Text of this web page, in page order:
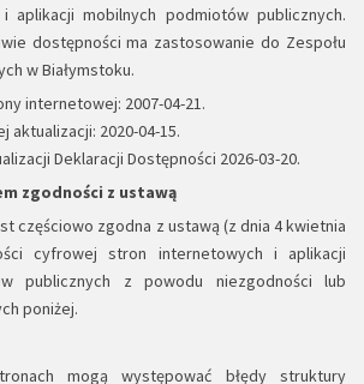
aplikacji mobilnych podmiotów publicznych.
dostępności ma zastosowanie do Zespołu
w Białymstoku.
internetowej: 2007-04-21.
aktualizacji: 2020-04-15.
Deklaracji Dostępności 2026-03-20.
zgodności z ustawą
częściowo zgodna z ustawą (z dnia 4 kwietnia
cyfrowej stron internetowych i aplikacji
publicznych z powodu niezgodności lub
poniżej.
mogą występować błędy struktury